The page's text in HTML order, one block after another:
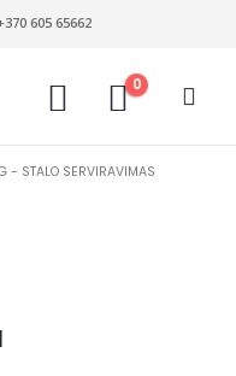
605 65662
0
- STALO SERVIRAVIMAS